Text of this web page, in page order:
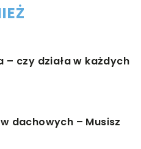
– czy działa w każdych
dachowych – Musisz